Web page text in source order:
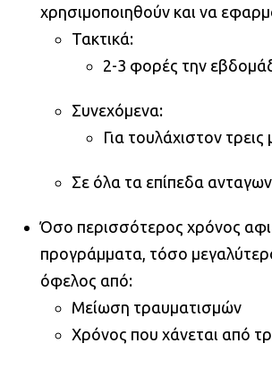
χρησιμοποιηθούν και να
Τακτικά:
2-3 φορές την
Συνεχόμενα:
Για τουλάχιστον τρεις
Σε όλα τα επίπεδα
Όσο περισσότερος χρόνος
προγράμματα, τόσο
όφελος από:
Μείωση τραυματισμών
Χρόνος που χάνεται από